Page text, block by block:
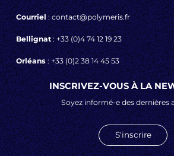
Courriel: contact@polymeris.fr
Bellignat: +33 (0)4 74 12 19 23
Orléans: +33 (0)2 38 14 45 53
INSCRIVEZ-VOUS À LA
Soyez informé-e des dernières
S'inscrire